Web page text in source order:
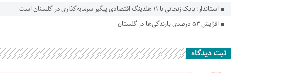
استاندار: بابک زنجانی با ۱۱ هلدینگ اقتصادی پیگیر سرمایه‌گذاری در گلستان است
افزایش ۵۳ درصدی بارندگی‌ها در گلستان
ثبت دیدگاه